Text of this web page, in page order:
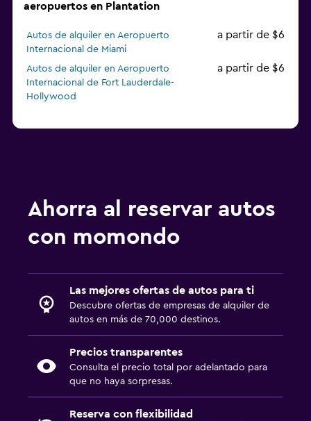
aeropuertos en Plantation
Autos de alquiler en Aeropuerto
Internacional de Miami
a partir de $6
Autos de alquiler en Aeropuerto
Internacional de Fort Lauderdale-
Hollywood
a partir de $6
Ahorra al reservar autos
con momondo
Las mejores ofertas de autos para ti
Descubre ofertas de empresas de alquiler de
autos en más de 70,000 destinos.
Precios transparentes
Consulta el precio total por adelantado para
que no haya sorpresas.
Reserva con flexibilidad